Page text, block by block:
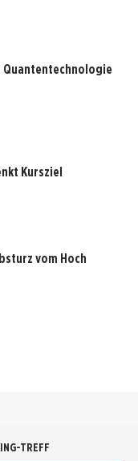
Quantentechnologie
Kursziel
vom Hoch
TREFF